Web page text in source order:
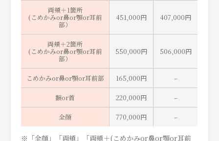
両頬＋1箇所
(こめかみor鼻or顎or耳前
部）
451,000円 407,000円
両頬＋2箇所
(こめかみor鼻or顎or耳前
部）
550,000円 506,000円
こめかみor鼻or顎or耳前部 165,000円 –
額or首 220,000円 –
全顔 770,000円 –
※「全顔」「両頬」「両頬＋(こめかみor鼻or顎or耳前